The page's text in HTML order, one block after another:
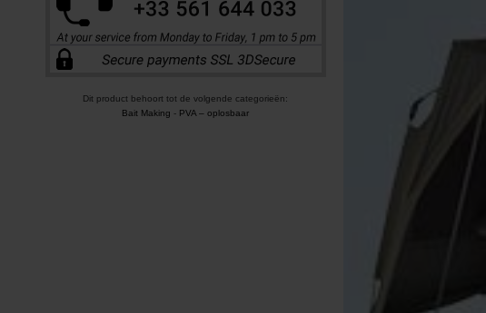
Dit product behoort tot de volgende categorieën:
Bait Making - PVA – oplosbaar